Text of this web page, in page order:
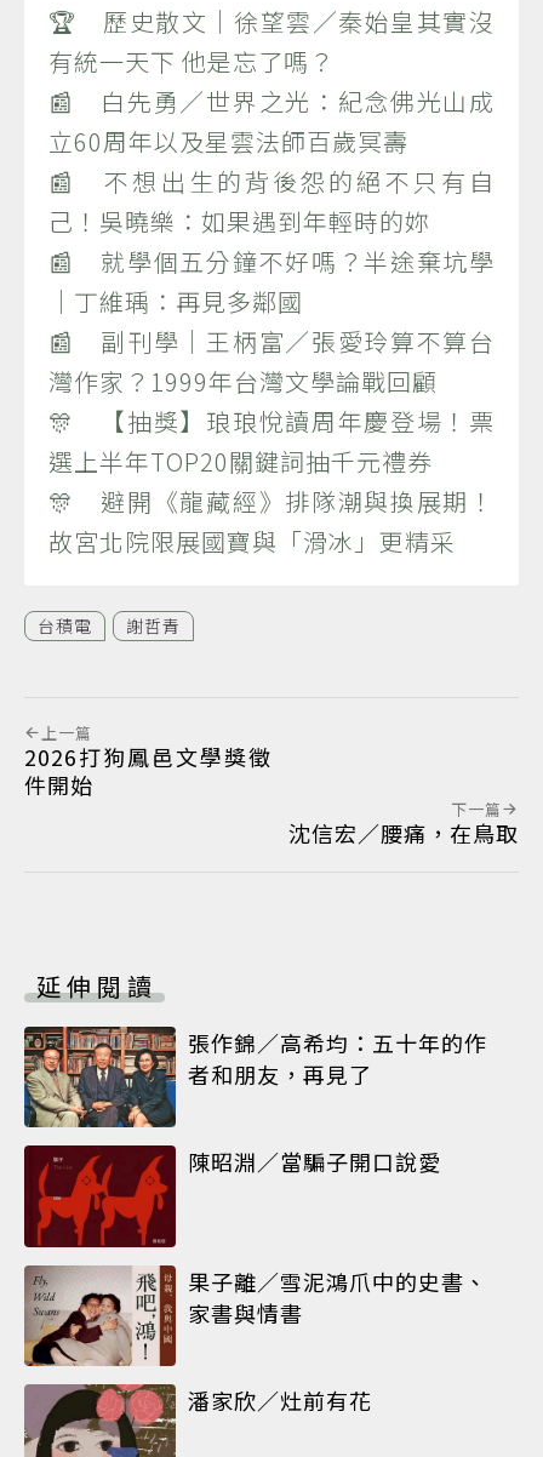
🏆 歷史散文｜徐望雲／秦始皇其實沒
有統一天下 他是忘了嗎？
📰 白先勇／世界之光：紀念佛光山成
立60周年以及星雲法師百歲冥壽
📰 不想出生的背後怨的絕不只有自
己！吳曉樂：如果遇到年輕時的妳
📰 就學個五分鐘不好嗎？半途棄坑學
｜丁維瑀：再見多鄰國
📰 副刊學｜王柄富／張愛玲算不算台
灣作家？1999年台灣文學論戰回顧
🎊 【抽獎】琅琅悅讀周年慶登場！票
選上半年TOP20關鍵詞抽千元禮券
🎊 避開《龍藏經》排隊潮與換展期！
故宮北院限展國寶與「滑冰」更精采
台積電 謝哲青
上一篇
2026打狗鳳邑文學獎徵
件開始
下一篇
沈信宏／腰痛，在鳥取
延伸閱讀
張作錦／高希均：五十年的作
者和朋友，再見了
陳昭淵／當騙子開口說愛
果子離／雪泥鴻爪中的史書、
家書與情書
潘家欣／灶前有花